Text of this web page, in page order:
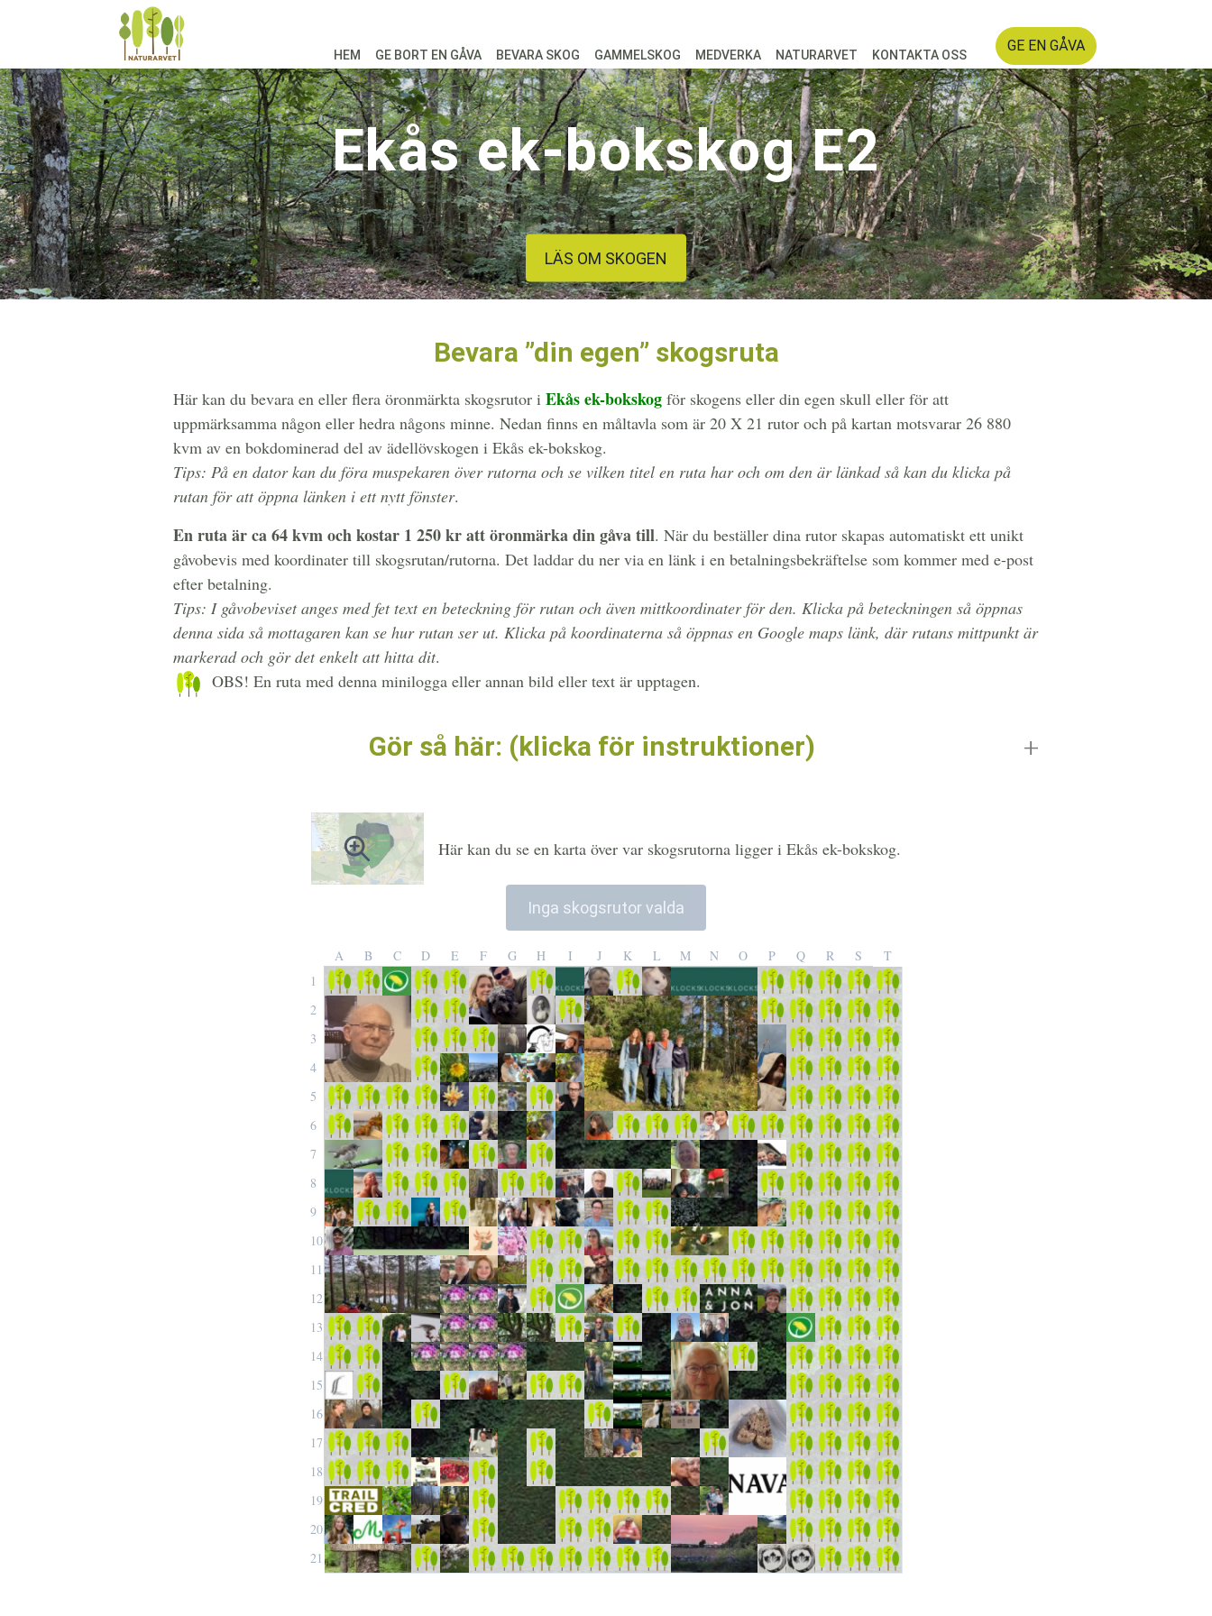
HEM GE BORT EN GÅVA BEVARA SKOG GAMMELSKOG MEDVERKA NATURARVET KONTAKTA OSS
GE EN GÅVA
Ekås ek-bokskog E2
LÄS OM SKOGEN
Bevara ”din egen” skogsruta
Här kan du bevara en eller flera öronmärkta skogsrutor i Ekås ek-bokskog för skogens eller din egen skull eller för att
uppmärksamma någon eller hedra någons minne. Nedan finns en måltavla som är 20 X 21 rutor och på kartan motsvarar 26 880
kvm av en bokdominerad del av ädellövskogen i Ekås ek-bokskog.
Tips: På en dator kan du föra muspekaren över rutorna och se vilken titel en ruta har och om den är länkad så kan du klicka på
rutan för att öppna länken i ett nytt fönster.
En ruta är ca 64 kvm och kostar 1 250 kr att öronmärka din gåva till. När du beställer dina rutor skapas automatiskt ett unikt
gåvobevis med koordinater till skogsrutan/rutorna. Det laddar du ner via en länk i en betalningsbekräftelse som kommer med e-post
efter betalning.
Tips: I gåvobeviset anges med fet text en beteckning för rutan och även mittkoordinater för den. Klicka på beteckningen så öppnas
denna sida så mottagaren kan se hur rutan ser ut. Klicka på koordinaterna så öppnas en Google maps länk, där rutans mittpunkt är
markerad och gör det enkelt att hitta dit.
OBS! En ruta med denna minilogga eller annan bild eller text är upptagen.
Gör så här: (klicka för instruktioner)
Här kan du se en karta över var skogsrutorna ligger i Ekås ek-bokskog.
Inga skogsrutor valda
A B C D E F G H I J K L M N O P Q R S
T
1
2
3
4
5
6
7
8
9
10
11
12
13
14
15
16
17
18
19
20
21